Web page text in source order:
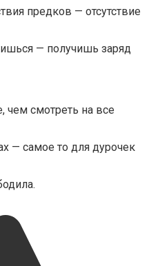
предков — отсутствие
— получишь заряд
чем смотреть на все
— самое то для дурочек